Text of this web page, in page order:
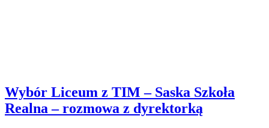
Wybór Liceum z TIM – Saska Szkoła
Realna – rozmowa z dyrektorką